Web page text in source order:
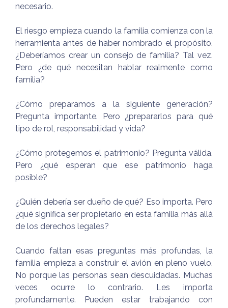
necesario.
El riesgo empieza cuando la familia comienza con la
herramienta antes de haber nombrado el propósito.
¿Deberíamos crear un consejo de familia? Tal vez.
Pero ¿de qué necesitan hablar realmente como
familia?
¿Cómo preparamos a la siguiente generación?
Pregunta importante. Pero ¿prepararlos para qué
tipo de rol, responsabilidad y vida?
¿Cómo protegemos el patrimonio? Pregunta válida.
Pero ¿qué esperan que ese patrimonio haga
posible?
¿Quién debería ser dueño de qué? Eso importa. Pero
¿qué significa ser propietario en esta familia más allá
de los derechos legales?
Cuando faltan esas preguntas más profundas, la
familia empieza a construir el avión en pleno vuelo.
No porque las personas sean descuidadas. Muchas
veces ocurre lo contrario. Les importa
profundamente. Pueden estar trabajando con